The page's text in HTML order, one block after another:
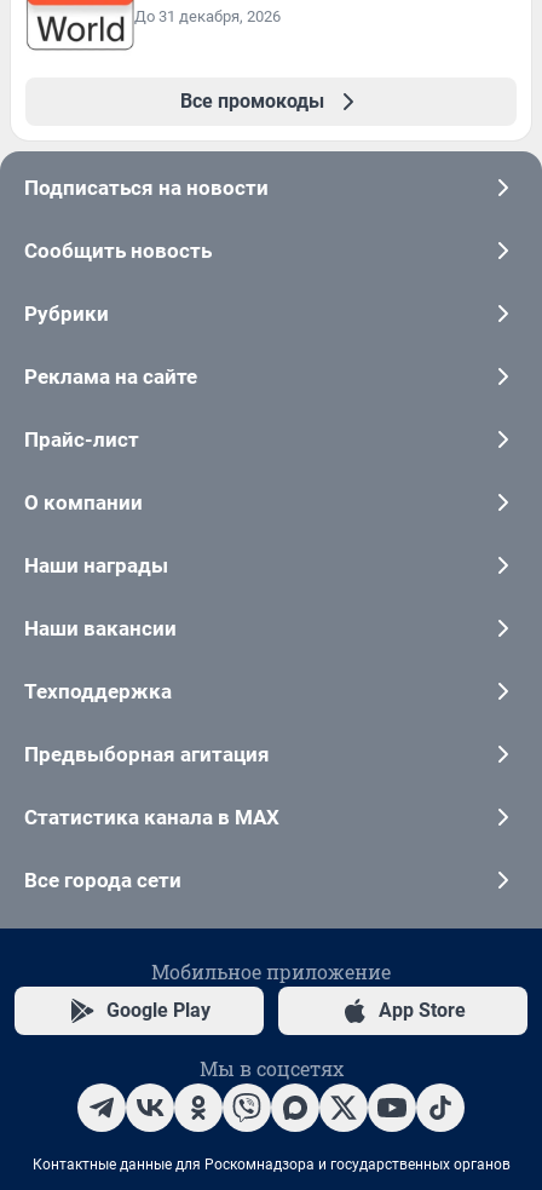
До 31 декабря, 2026
Все промокоды
Подписаться на новости
Сообщить новость
Рубрики
Реклама на сайте
Прайс-лист
О компании
Наши награды
Наши вакансии
Техподдержка
Предвыборная агитация
Статистика канала в MAX
Все города сети
Мобильное приложение
Google Play App Store
Мы в соцсетях
Контактные данные для Роскомнадзора и государственных органов